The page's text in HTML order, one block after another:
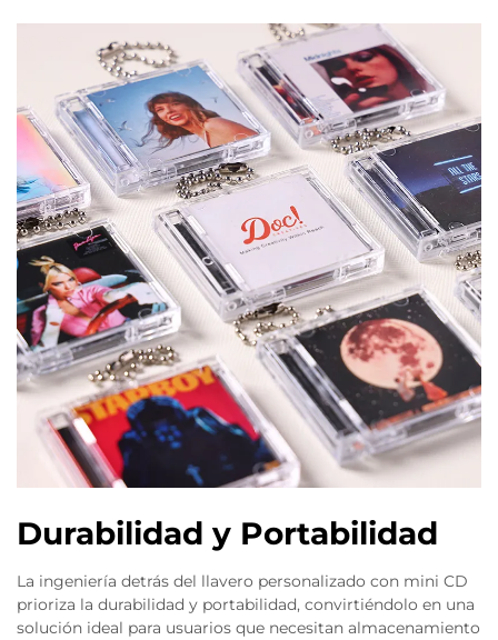
Durabilidad y Portabilidad
La ingeniería detrás del llavero personalizado con mini CD
prioriza la durabilidad y portabilidad, convirtiéndolo en una
solución ideal para usuarios que necesitan almacenamiento